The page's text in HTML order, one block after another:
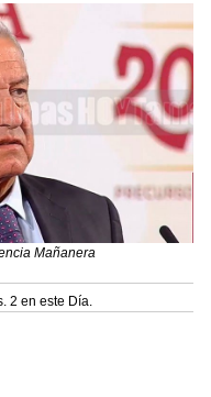
Mañanera
2 en este Día.